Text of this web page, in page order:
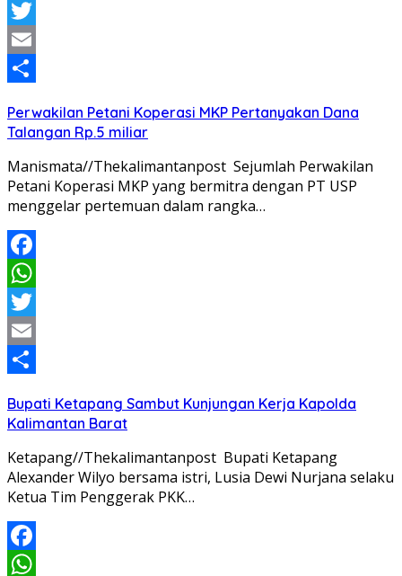
WhatsApp
Twitter
Email
Perwakilan Petani Koperasi MKP Pertanyakan Dana
Talangan Rp.5 miliar
Manismata//Thekalimantanpost Sejumlah Perwakilan
Petani Koperasi MKP yang bermitra dengan PT USP
menggelar pertemuan dalam rangka…
Facebook
WhatsApp
Twitter
Email
Bupati Ketapang Sambut Kunjungan Kerja Kapolda
Kalimantan Barat
Ketapang//Thekalimantanpost Bupati Ketapang
Alexander Wilyo bersama istri, Lusia Dewi Nurjana selaku
Ketua Tim Penggerak PKK…
Facebook